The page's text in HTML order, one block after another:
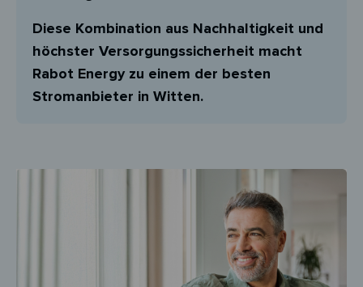
Diese Kombination aus Nachhaltigkeit und
höchster Versorgungssicherheit macht
Rabot Energy zu einem der besten
Stromanbieter in Witten.